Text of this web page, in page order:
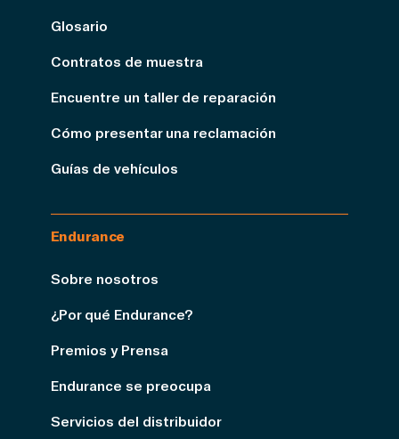
Glosario
Contratos de muestra
Encuentre un taller de reparación
Cómo presentar una reclamación
Guías de vehículos
Endurance
Sobre nosotros
¿Por qué Endurance?
Premios y Prensa
Endurance se preocupa
Servicios del distribuidor